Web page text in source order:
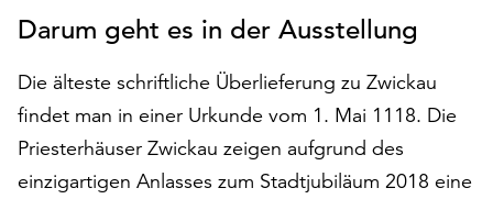
werden.
Klicken
auf
„Alle
akzeptieren“,
Darum geht es in der Ausstellung
Die älteste schriftliche Überlieferung zu Zwickau
findet man in einer Urkunde vom 1. Mai 1118. Die
Priesterhäuser Zwickau zeigen aufgrund des
einzigartigen Anlasses zum Stadtjubiläum 2018 eine